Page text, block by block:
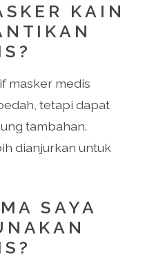
KAIN
masker medis
tetapi dapat
tambahan.
dianjurkan untuk
SAYA